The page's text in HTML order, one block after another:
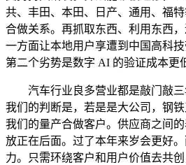
共、丰田、本田、日产、通用、福
合做关系。再抓取东西、利用东西，
一方面让本地用户享遭到中国高科技
第二个劣势是数字 AI 的验证成本更
汽车行业良多营业都是敲门敲三
我们的判断是，若是是大公司，钢
我们的量产合做客户。供应商之间
放正在后面。过了本年来岁会更好
力。只需环绕客户和用户价值去共